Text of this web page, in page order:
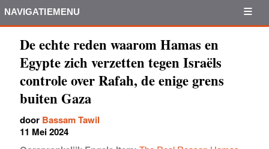
NAVIGATIEMENU
De echte reden waarom Hamas en
Egypte zich verzetten tegen Israëls
controle over Rafah, de enige grens
buiten Gaza
door Bassam Tawil
11 Mei 2024